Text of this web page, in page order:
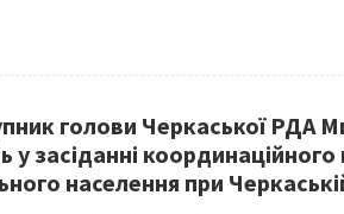
голови Черкаської РДА
у засіданні
населення при